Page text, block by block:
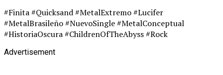
#Finita #Quicksand #MetalExtremo #Lucifer
#MetalBrasileño #NuevoSingle #MetalConceptual
#HistoriaOscura #ChildrenOfTheAbyss #Rock
Advertisement